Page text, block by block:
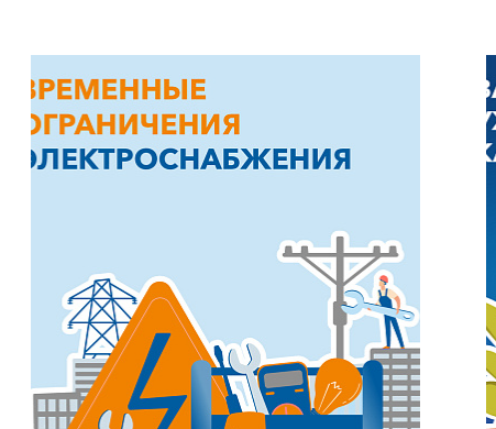
+7-800-700-24-57
Частным клиентам